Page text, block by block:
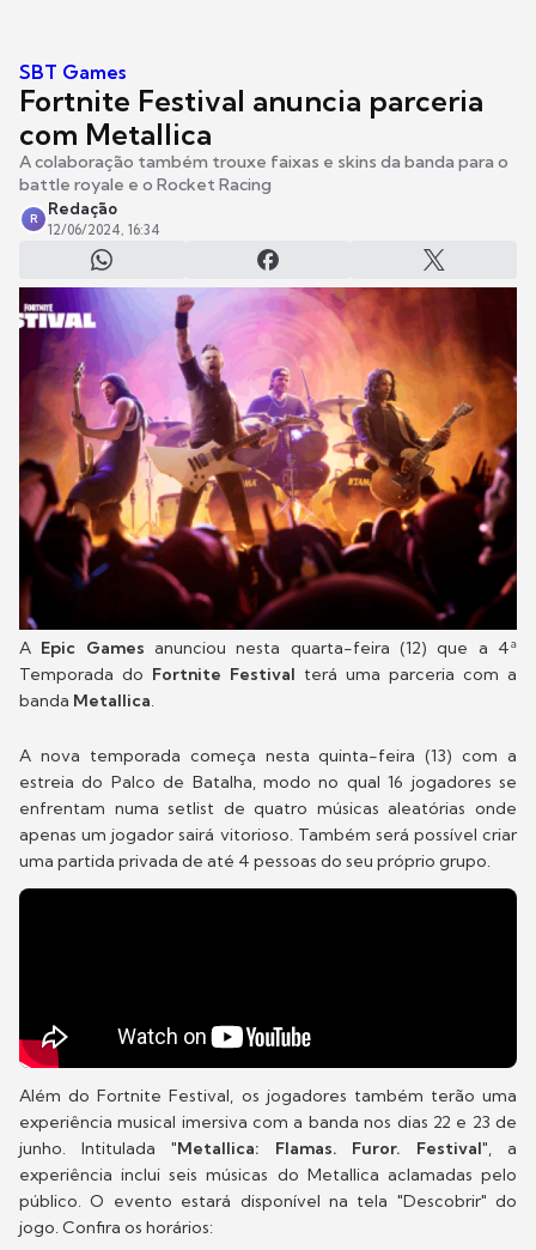
SBT Games
Fortnite Festival anuncia parceria
com Metallica
A colaboração também trouxe faixas e skins da banda para o
battle royale e o Rocket Racing
R
Redação
12/06/2024, 16:34
A Epic Gamesanunciou nesta quarta-feira (12) que a 4ª
Temporada do Fortnite Festival terá uma parceria com a
banda Metallica.
A nova temporada começa nesta quinta-feira (13) com a
estreia do Palco de Batalha, modo no qual 16 jogadores se
enfrentam numa setlist de quatro músicas aleatórias onde
apenas um jogador sairá vitorioso. Também será possível criar
uma partida privada de até 4 pessoas do seu próprio grupo.
Além do Fortnite Festival, os jogadores também terão uma
experiência musical imersiva com a banda nos dias 22 e 23 de
junho. Intitulada "Metallica: Flamas. Furor. Festival", a
experiência inclui seis músicas do Metallica aclamadas pelo
público. O evento estará disponível na tela "Descobrir" do
jogo. Confira os horários: